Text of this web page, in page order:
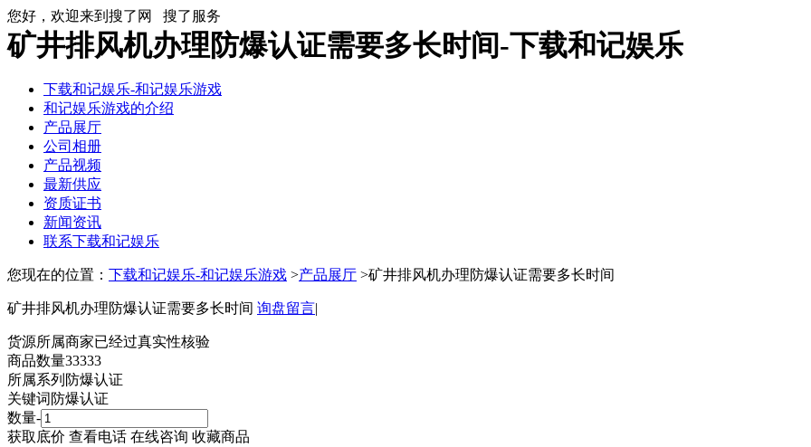
您好，欢迎来到搜了网 搜了服务
矿井排风机办理防爆认证需要多长时间-下载和记娱乐
下载和记娱乐-和记娱乐游戏
和记娱乐游戏的介绍
产品展厅
公司相册
产品视频
最新供应
资质证书
新闻资讯
联系下载和记娱乐
您现在的位置： 下载和记娱乐-和记娱乐游戏 >产品展厅 >矿井排风机办理防爆认证需要多长时间
矿井排风机办理防爆认证需要多长时间 询盘留言|
货源所属商家已经过真实性核验
商品数量33333
所属系列 防爆认证
关键词 防爆认证
数量-
获取底价 查看电话 在线咨询 收藏商品